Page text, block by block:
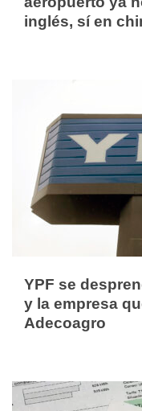
inglés, sí en
YPF se
y la empresa
Adecoagro